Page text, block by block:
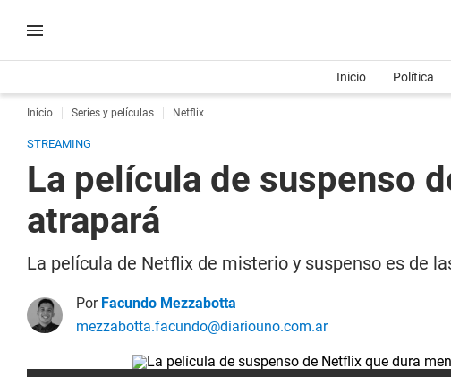
Inicio Política
Inicio Series y películas Netflix
STREAMING
La película de suspenso
atrapará
La película de Netflix de misterio y suspenso es de
Por Facundo Mezzabotta
mezzabotta.facundo@diariouno.com.ar